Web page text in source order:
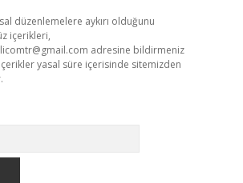
düzenlemelere aykırı olduğunu
içerikleri,
adresine bildirmeniz
yasal süre içerisinde sitemizden